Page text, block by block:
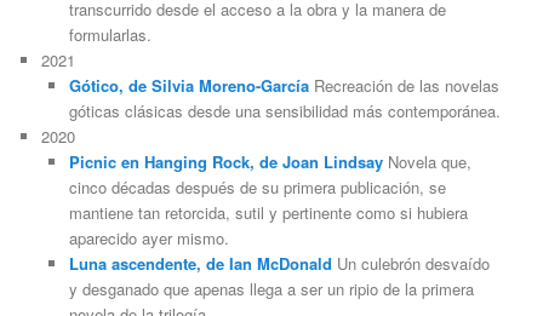
transcurrido desde el acceso a la obra y la manera de
formularlas.
2021
Gótico, de Silvia Moreno-GarcíaRecreación de las novelas
góticas clásicas desde una sensibilidad más contemporánea.
2020
Picnic en Hanging Rock, de Joan LindsayNovela que,
cinco décadas después de su primera publicación, se
mantiene tan retorcida, sutil y pertinente como si hubiera
aparecido ayer mismo.
Luna ascendente, de Ian McDonald Un culebrón desvaído
y desganado que apenas llega a ser un ripio de la primera